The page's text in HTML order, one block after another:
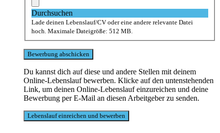
Durchsuchen
Lade deinen Lebenslauf/CV oder eine andere relevante Datei
hoch. Maximale Dateigröße: 512 MB.
Du kannst dich auf diese und andere Stellen mit deinem
Online-Lebenslauf bewerben. Klicke auf den untenstehenden
Link, um deinen Online-Lebenslauf einzureichen und deine
Bewerbung per E-Mail an diesen Arbeitgeber zu senden.